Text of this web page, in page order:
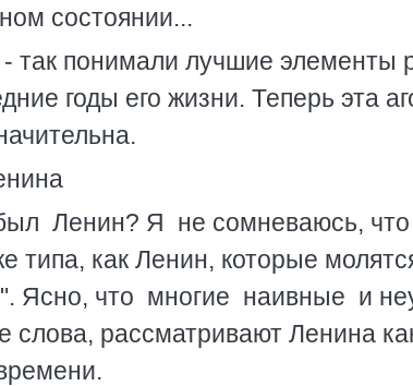
состоянии...
так понимали лучшие элементы
годы его жизни. Теперь эта
Ленин? Я не сомневаюсь,
типа, как Ленин, которые
Ясно, что многие наивные и
слова, рассматривают Ленина